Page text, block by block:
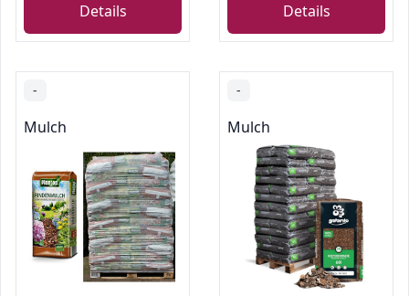
Details Details
-
Mulch
-
Mulch